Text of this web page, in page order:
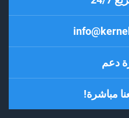
دعم
مباشرة!